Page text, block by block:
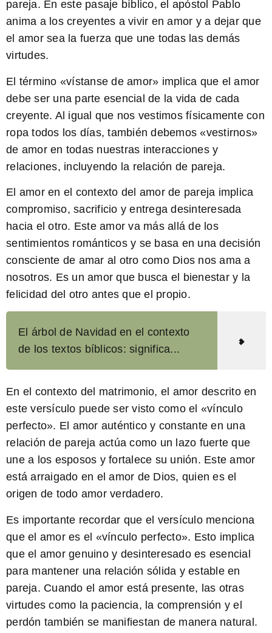
pareja. En este pasaje bíblico, el apóstol Pablo
anima a los creyentes a vivir en amor y a dejar que
el amor sea la fuerza que une todas las demás
virtudes.
El término «vístanse de amor» implica que el amor
debe ser una parte esencial de la vida de cada
creyente. Al igual que nos vestimos físicamente con
ropa todos los días, también debemos «vestirnos»
de amor en todas nuestras interacciones y
relaciones, incluyendo la relación de pareja.
El amor en el contexto del amor de pareja implica
compromiso, sacrificio y entrega desinteresada
hacia el otro. Este amor va más allá de los
sentimientos románticos y se basa en una decisión
consciente de amar al otro como Dios nos ama a
nosotros. Es un amor que busca el bienestar y la
felicidad del otro antes que el propio.
El árbol de Navidad en el contexto
de los textos bíblicos: significa...
En el contexto del matrimonio, el amor descrito en
este versículo puede ser visto como el «vínculo
perfecto». El amor auténtico y constante en una
relación de pareja actúa como un lazo fuerte que
une a los esposos y fortalece su unión. Este amor
está arraigado en el amor de Dios, quien es el
origen de todo amor verdadero.
Es importante recordar que el versículo menciona
que el amor es el «vínculo perfecto». Esto implica
que el amor genuino y desinteresado es esencial
para mantener una relación sólida y estable en
pareja. Cuando el amor está presente, las otras
virtudes como la paciencia, la comprensión y el
perdón también se manifiestan de manera natural.